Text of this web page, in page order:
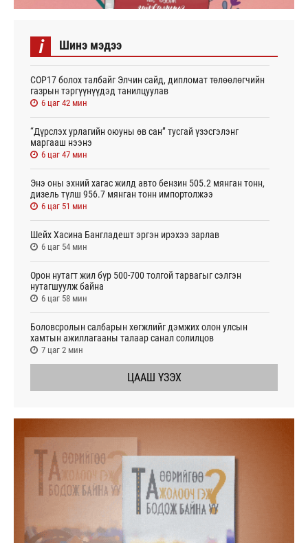
i Шинэ мэдээ
СОР17 болох талбайг Элчин сайд, дипломат төлөөлөгчийн
газрын тэргүүнүүдэд танилцуулав
6 цаг 42 мин
“Дүрслэх урлагийн оюуны өв сан” тусгай үзэсгэлэнг
маргааш нээнэ
6 цаг 47 мин
Энэ оны эхний хагас жилд авто бензин 505.2 мянган тонн,
дизель түлш 956.7 мянган тонн импортолжээ
6 цаг 51 мин
Шейх Хасина Бангладешт эргэн ирэхээ зарлав
6 цаг 54 мин
Орон нутагт жил бүр 500-700 толгой тарвагыг сэлгэн
нутагшуулж байна
6 цаг 58 мин
Боловсролын салбарын хөгжлийг дэмжих олон улсын
хамтын ажиллагааны талаар санал солилцов
7 цаг 2 мин
ЦААШ ҮЗЭХ